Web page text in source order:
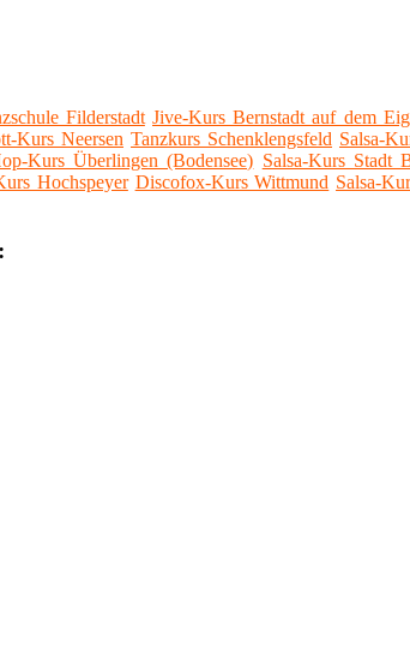
Filderstadt Jive-Kurs Bernstadt auf dem
Kurs Neersen Tanzkurs Schenklengsfeld Salsa-
Kurs Überlingen (Bodensee) Salsa-Kurs Stadt
Hochspeyer Discofox-Kurs Wittmund Salsa-